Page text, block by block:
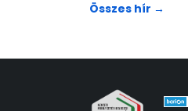
Összes hír →